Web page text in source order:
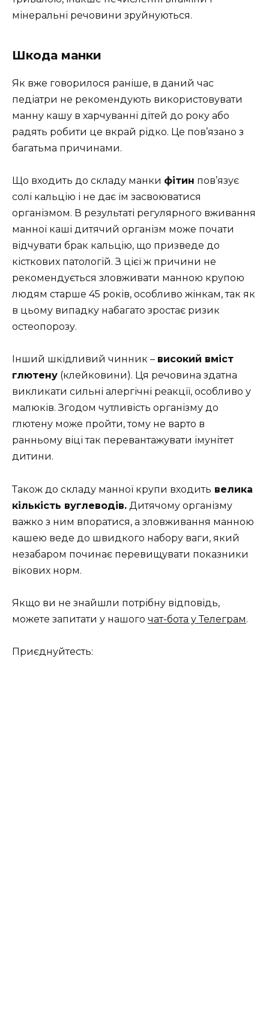
мінеральні речовини зруйнуються.
Шкода манки
Як вже говорилося раніше, в даний час
педіатри не рекомендують використовувати
манну кашу в харчуванні дітей до року або
радять робити це вкрай рідко. Це пов’язано з
багатьма причинами.
Що входить до складу манки фітин пов’язує
солі кальцію і не дає їм засвоюватися
організмом. В результаті регулярного вживання
манної каші дитячий організм може почати
відчувати брак кальцію, що призведе до
кісткових патологій. З цієї ж причини не
рекомендується зловживати манною крупою
людям старше 45 років, особливо жінкам, так як
в цьому випадку набагато зростає ризик
остеопорозу.
Інший шкідливий чинник – високий вміст
глютену (клейковини). Ця речовина здатна
викликати сильні алергічні реакції, особливо у
малюків. Згодом чутливість організму до
глютену може пройти, тому не варто в
ранньому віці так перевантажувати імунітет
дитини.
Також до складу манної крупи входить велика
кількість вуглеводів. Дитячому організму
важко з ним впоратися, а зловживання манною
кашею веде до швидкого набору ваги, який
незабаром починає перевищувати показники
вікових норм.
Якщо ви не знайшли потрібну відповідь,
можете запитати у нашого чат-бота у Телеграм.
Приєднуйтесть: